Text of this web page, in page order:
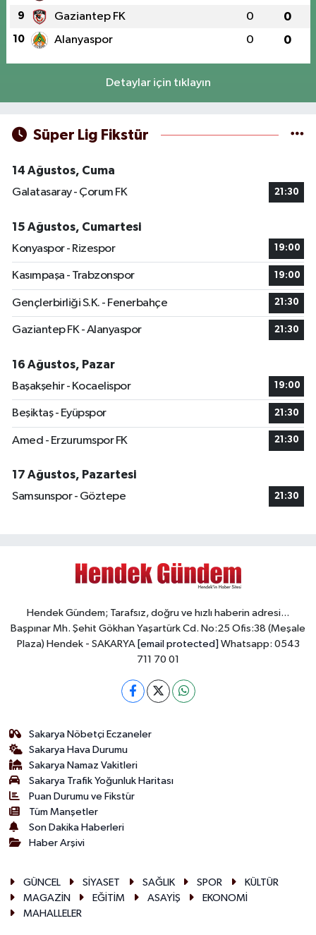
9 Gaziantep FK 0 0
10 Alanyaspor 0 0
Detaylar için tıklayın
Süper Lig Fikstür
14 Ağustos, Cuma
Galatasaray - Çorum FK
21:30
15 Ağustos, Cumartesi
Konyaspor - Rizespor
19:00
Kasımpaşa - Trabzonspor 19:00
Gençlerbirliği S.K. - Fenerbahçe 21:30
Gaziantep FK - Alanyaspor 21:30
16 Ağustos, Pazar
Başakşehir - Kocaelispor
19:00
Beşiktaş - Eyüpspor 21:30
Amed - Erzurumspor FK 21:30
17 Ağustos, Pazartesi
Samsunspor - Göztepe
21:30
Hendek Gündem; Tarafsız, doğru ve hızlı haberin adresi...
Başpınar Mh. Şehit Gökhan Yaşartürk Cd. No:25 Ofis:38 (Meşale
Plaza) Hendek - SAKARYA [email protected] Whatsapp: 0543
711 70 01
Sakarya Nöbetçi Eczaneler
Sakarya Hava Durumu
Sakarya Namaz Vakitleri
Sakarya Trafik Yoğunluk Haritası
Puan Durumu ve Fikstür
Tüm Manşetler
Son Dakika Haberleri
Haber Arşivi
GÜNCEL SİYASET SAĞLIK SPOR
KÜLTÜR
MAGAZİN
EĞİTİM ASAYİŞ
EKONOMİ
MAHALLELER